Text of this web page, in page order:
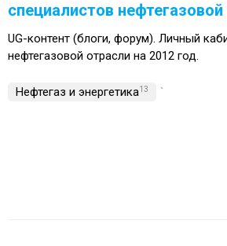
специалистов
UG-контент (блоги, форум). Личный
нефтегазовой отрасли на 2012 год.
Нефтегаз и энергетика13 `